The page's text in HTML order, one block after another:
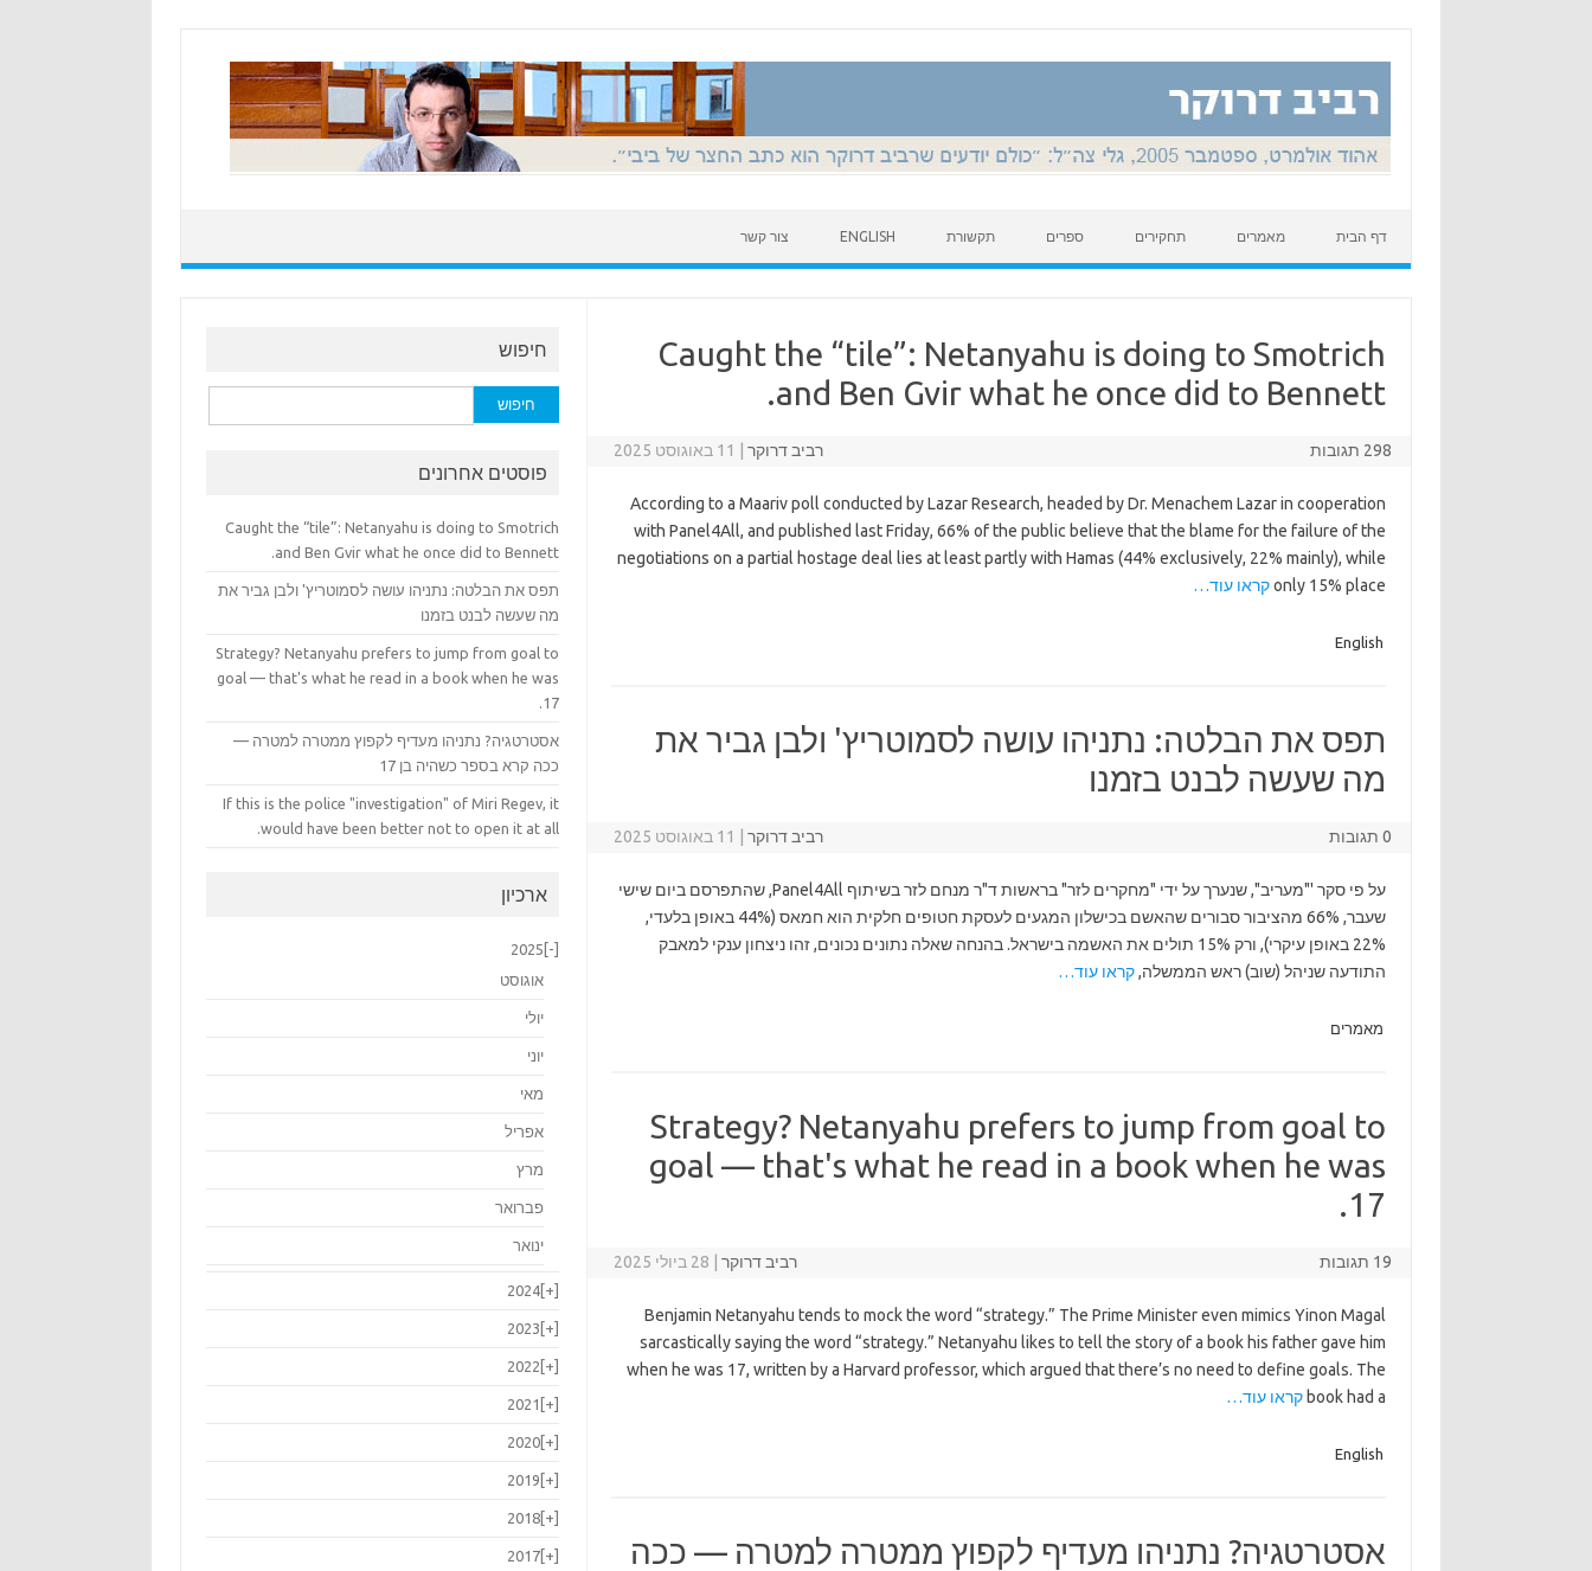
דף הבית מאמרים תחקירים ספרים תקשורת ENGLISH צור קשר
Caught the “tile”: Netanyahu is doing to Smotrich
and Ben Gvir what he once did to Bennett.
רביב דרוקר 11 באוגוסט 2025 298 תגובות
According to a Maariv poll conducted by Lazar Research, headed by Dr. Menachem Lazar in cooperation
with Panel4All, and published last Friday, 66% of the public believe that the blame for the failure of the
negotiations on a partial hostage deal lies at least partly with Hamas (44% exclusively, 22% mainly), while
only 15% place קראו עוד…
English
תפס את הבלטה: נתניהו עושה לסמוטריץ' ולבן גביר את
מה שעשה לבנט בזמנו
רביב דרוקר 11 באוגוסט 2025 0 תגובות
על פי סקר '"מעריב", שנערך על ידי "מחקרים לזר" בראשות ד"ר מנחם לזר בשיתוף Panel4All, שהתפרסם ביום שישי
שעבר, 66% מהציבור סבורים שהאשם בכישלון המגעים לעסקת חטופים חלקית הוא חמאס (44% באופן בלעדי,
22% באופן עיקרי), ורק 15% תולים את האשמה בישראל. בהנחה שאלה נתונים נכונים, זהו ניצחון ענקי למאבק
התודעה שניהל (שוב) ראש הממשלה,קראו עוד…
מאמרים
Strategy? Netanyahu prefers to jump from goal to
goal — that's what he read in a book when he was
17.
רביב דרוקר 28 ביולי 2025 19 תגובות
Benjamin Netanyahu tends to mock the word “strategy.” The Prime Minister even mimics Yinon Magal
sarcastically saying the word “strategy.” Netanyahu likes to tell the story of a book his father gave him
when he was 17, written by a Harvard professor, which argued that there’s no need to define goals. The
book had a קראו עוד…
English
אסטרטגיה? נתניהו מעדיף לקפוץ ממטרה למטרה — ככה
חיפוש
חיפוש:
פוסטים אחרונים
Caught the “tile”: Netanyahu is doing to Smotrich
and Ben Gvir what he once did to Bennett.
תפס את הבלטה: נתניהו עושה לסמוטריץ' ולבן גביר את
מה שעשה לבנט בזמנו
Strategy? Netanyahu prefers to jump from goal to
goal — that's what he read in a book when he was
17.
אסטרטגיה? נתניהו מעדיף לקפוץ ממטרה למטרה —
ככה קרא בספר כשהיה בן 17
If this is the police "investigation" of Miri Regev, it
would have been better not to open it at all.
ארכיון
[-]
2025
אוגוסט
יולי
יוני
מאי
אפריל
מרץ
פברואר
ינואר
[+]
2024
[+]
2023
[+]
2022
[+]
2021
[+]
2020
[+]
2019
[+]
2018
[+]
2017